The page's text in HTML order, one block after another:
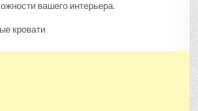
вашего интерьера.